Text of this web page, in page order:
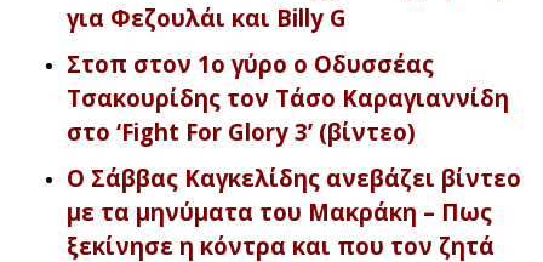
για Φεζουλάι και Billy G
Στοπ στον 1ο γύρο ο Οδυσσέας
Τσακουρίδης τον Τάσο Καραγιαννίδη
στο ‘Fight For Glory 3’ (βίντεο)
O Σάββας Καγκελίδης ανεβάζει βίντεο
με τα μηνύματα του Μακράκη – Πως
ξεκίνησε η κόντρα και που τον ζητά